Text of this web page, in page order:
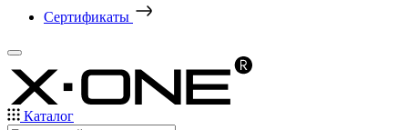
Сертификаты
Каталог